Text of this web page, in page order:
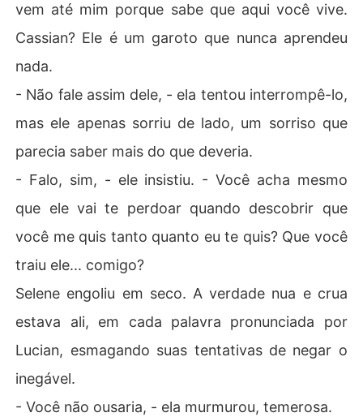
vem até mim porque sabe que aqui você vive.
Cassian? Ele é um garoto que nunca aprendeu
nada.
- Não fale assim dele, - ela tentou interrompê-lo,
mas ele apenas sorriu de lado, um sorriso que
parecia saber mais do que deveria.
- Falo, sim, - ele insistiu. - Você acha mesmo
que ele vai te perdoar quando descobrir que
você me quis tanto quanto eu te quis? Que você
traiu ele... comigo?
Selene engoliu em seco. A verdade nua e crua
estava ali, em cada palavra pronunciada por
Lucian, esmagando suas tentativas de negar o
inegável.
- Você não ousaria, - ela murmurou, temerosa.